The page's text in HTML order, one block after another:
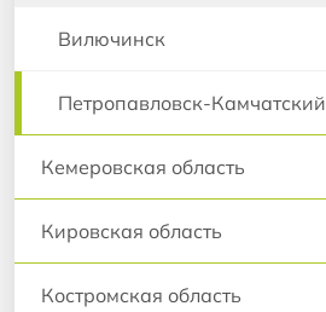
Вилючинск
Петропавловск-Камчатский
Кемеровская область
Кировская область
Костромская область